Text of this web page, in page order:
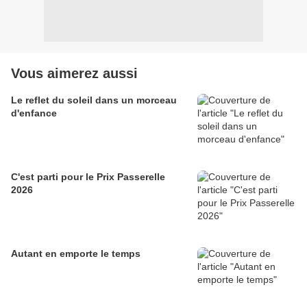
Vous aimerez aussi
Le reflet du soleil dans un morceau
d'enfance
C'est parti pour le Prix Passerelle
2026
Autant en emporte le temps